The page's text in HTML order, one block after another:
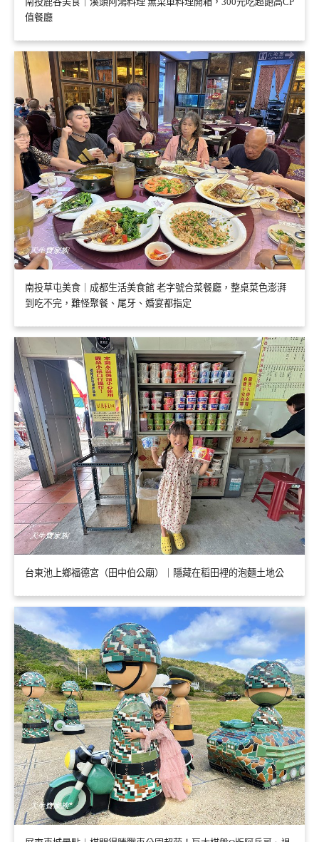
值餐廳
南投草屯美食｜成都生活美食館 老字號合菜餐廳，整桌菜色澎湃
到吃不完，難怪聚餐、尾牙、婚宴都指定
台東池上鄉福德宮（田中伯公廟）｜隱藏在稻田裡的泡麵土地公